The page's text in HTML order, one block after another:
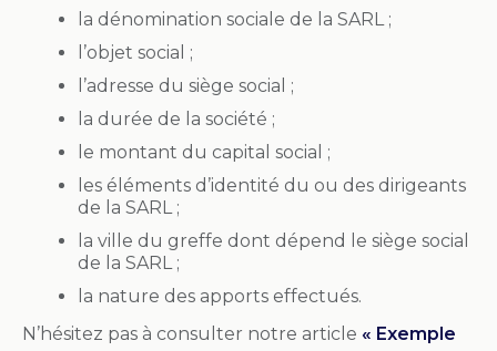
la dénomination sociale de la SARL ;
l’objet social ;
l’adresse du siège social ;
la durée de la société ;
le montant du capital social ;
les éléments d’identité du ou des dirigeants
de la SARL ;
la ville du greffe dont dépend le siège social
de la SARL ;
la nature des apports effectués.
N’hésitez pas à consulter notre article « Exemple